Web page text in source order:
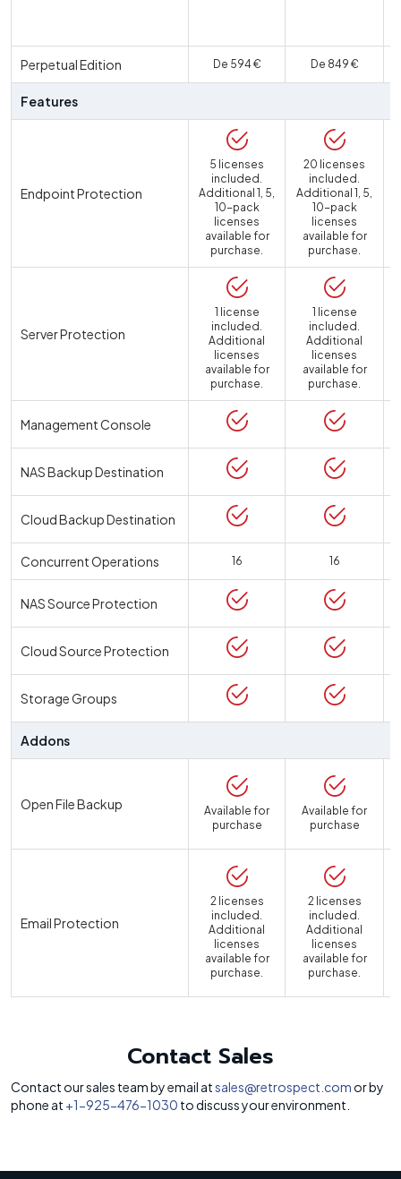
Perpetual Edition De 594 € De 849 €
Features
Endpoint Protection
5 licenses
included.
Additional 1, 5,
10-pack
licenses
available for
purchase.
20 licenses
included.
Additional 1, 5,
10-pack
licenses
available for
purchase.
Server Protection
1 license
included.
Additional
licenses
available for
purchase.
1 license
included.
Additional
licenses
available for
purchase.
Management Console
NAS Backup Destination
Cloud Backup Destination
Concurrent Operations 16 16
NAS Source Protection
Cloud Source Protection
Storage Groups
Addons
Open File Backup
Available for
purchase
Available for
purchase
Email Protection
2 licenses
included.
Additional
licenses
available for
purchase.
2 licenses
included.
Additional
licenses
available for
purchase.
Contact Sales
Contact our sales team by email atsales@retrospect.com or by
phone at +1-925-476-1030 to discuss your environment.